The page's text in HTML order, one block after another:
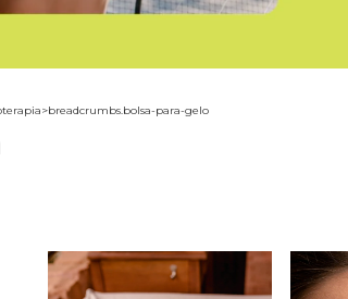
>breadcrumbs.bolsa-para-gelo